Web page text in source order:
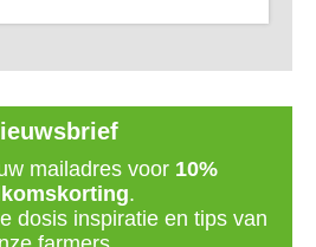
mailadres voor 10%
.
dosis inspiratie en tips van